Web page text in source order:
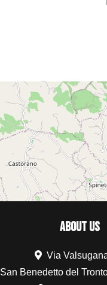
ABOUT US
Via
San Benedetto del